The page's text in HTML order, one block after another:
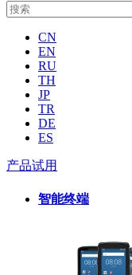
CN
EN
RU
TH
JP
TR
DE
ES
产品试用
智能终端